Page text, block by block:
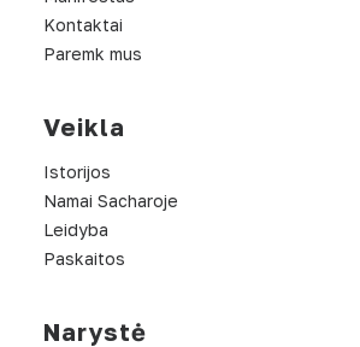
Kontaktai
Paremk mus
Veikla
Istorijos
Namai Sacharoje
Leidyba
Paskaitos
Narystė